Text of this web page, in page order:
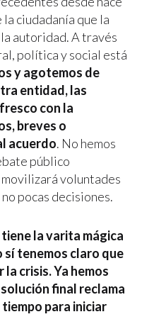
ciudadanía que la
autoridad. A través
política y social está
y agotemos de
entidad, las
con la
breves o
acuerdo. No hemos
público
voluntades
pocas decisiones.
la varita mágica
sí tenemos claro que
crisis. Ya hemos
final reclama
para iniciar